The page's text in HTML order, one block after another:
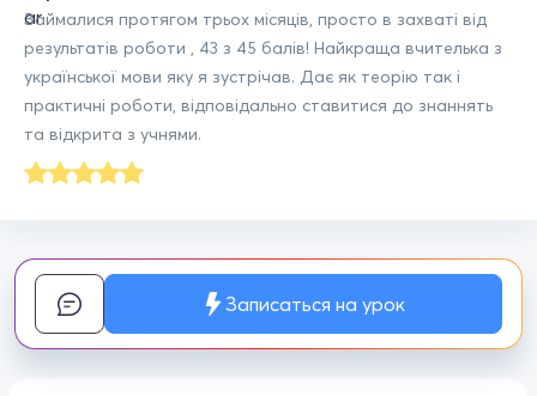
Займалися протягом трьох місяців, просто в захваті від
результатів роботи , 43 з 45 балів! Найкраща вчителька з
української мови яку я зустрічав. Дає як теорію так і
практичні роботи, відповідально ставитися до знаннять
та відкрита з учнями.
Записаться на урок